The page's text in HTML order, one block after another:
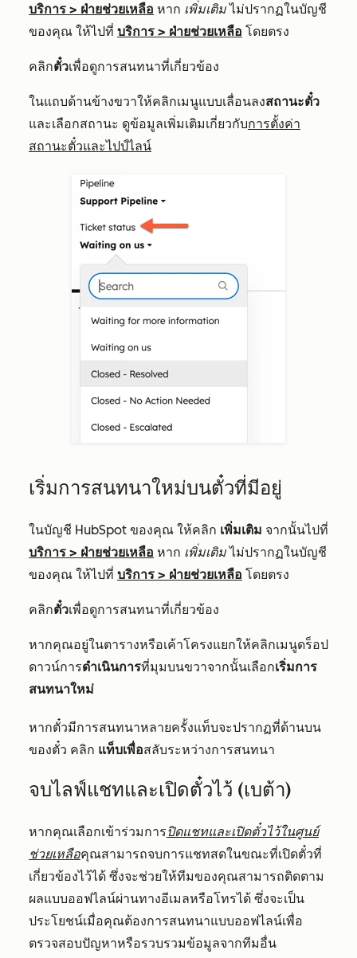
บริการ > ฝ่ายช่วยเหลือ หาก เพิ่มเติมไม่ปรากฏในบัญชี
ของคุณ ให้ไปที่ บริการ > ฝ่ายช่วยเหลือ โดยตรง
คลิกตั๋วเพื่อดูการสนทนาที่เกี่ยวข้อง
ในแถบด้านข้างขวาให้คลิกเมนูแบบเลื่อนลงสถานะตั๋ว
และเลือกสถานะ ดูข้อมูลเพิ่มเติมเกี่ยวกับการตั้งค่า
สถานะตั๋วและไปป์ไลน์
เริ่มการสนทนาใหม่บนตั๋วที่มีอยู่
ในบัญชี HubSpot ของคุณ ให้คลิก เพิ่มเติม จากนั้นไปที่
บริการ > ฝ่ายช่วยเหลือ หาก เพิ่มเติมไม่ปรากฏในบัญชี
ของคุณ ให้ไปที่ บริการ > ฝ่ายช่วยเหลือ โดยตรง
คลิกตั๋วเพื่อดูการสนทนาที่เกี่ยวข้อง
หากคุณอยู่ในตารางหรือเค้าโครงแยกให้คลิกเมนูดร็อป
ดาวน์การดำเนินการที่มุมบนขวาจากนั้นเลือกเริ่มการ
สนทนาใหม่
หากตั๋วมีการสนทนาหลายครั้งแท็บจะปรากฏที่ด้านบน
ของตั๋ว คลิก แท็บเพื่อสลับระหว่างการสนทนา
จบไลฟ์แชทและเปิดตั๋วไว้ (เบต้า)
หากคุณเลือกเข้าร่วมการปิดแชทและเปิดตั๋วไว้ในศูนย์
ช่วยเหลือคุณสามารถจบการแชทสดในขณะที่เปิดตั๋วที่
เกี่ยวข้องไว้ได้ ซึ่งจะช่วยให้ทีมของคุณสามารถติดตาม
ผลแบบออฟไลน์ผ่านทางอีเมลหรือโทรได้ ซึ่งจะเป็น
ประโยชน์เมื่อคุณต้องการสนทนาแบบออฟไลน์เพื่อ
ตรวจสอบปัญหาหรือรวบรวมข้อมูลจากทีมอื่น